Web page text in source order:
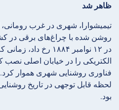
ظاهر شد
تیمیشوارا، شهری در غرب رومانی،
روشن شده با چراغ‌های برقی در
در ۱۲ نوامبر ۱۸۸۴
الکتریکی را در خیابان اصلی نصب
فناوری روشنایی شهری هموار کرد.
لحظه قابل توجهی در تاریخ روشنایی
بود.